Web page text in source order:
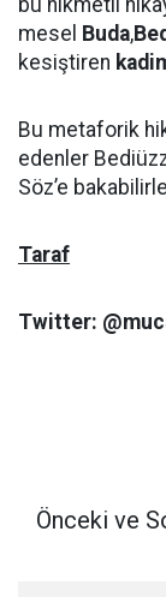
bu hikmetli
mesel Buda,
kesiştiren
Bu metaforik
edenler
Söz’e
Taraf
Twitter:
Önceki ve